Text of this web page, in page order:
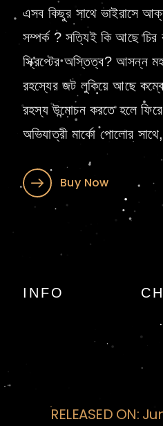
এসব কিছুর সাথে ভাইরাসে
সম্পর্ক ? সত্যিই কি আছে চির
স্ক্রিপ্টের অস্তিত্ব? আসন্ন
রহস্যের জট লুকিয়ে আছে
রহস্য উন্মোচন করতে হলে
অভিযাত্রী মার্কো পোলোর
Buy Now
দ্য জুডাস
INFO
RELEASED ON: